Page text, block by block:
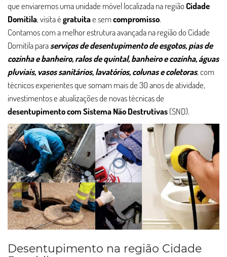
que enviaremos uma unidade móvel localizada na regiãoCidade
Domitila, visita égratuitae semcompromisso.
Contamos com a melhor estrutura avançada na região do Cidade
Domitila paraserviços de desentupimento de esgotos, pias de
cozinha e banheiro, ralos de quintal, banheiro e cozinha, águas
pluviais, vasos sanitários, lavatórios, colunas e coletoras, com
técnicos experientes que somam mais de 30 anos de atividade,
investimentos e atualizações de novas técnicas de
desentupimento com Sistema Não Destrutivas(SND).
Desentupimento na região Cidade